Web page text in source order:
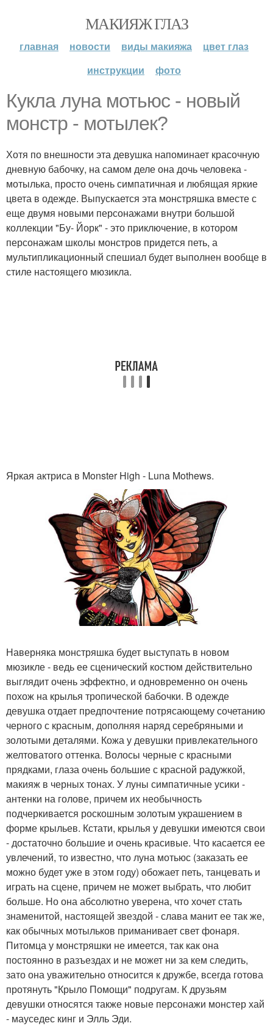
МАКИЯЖ ГЛАЗ
главная новости виды макияжа
цвет глаз
инструкции
фото
Кукла луна мотьюс - новый
монстр - мотылек?
Хотя по внешности эта девушка напоминает красочную
дневную бабочку, на самом деле она дочь человека -
мотылька, просто очень симпатичная и любящая яркие
цвета в одежде. Выпускается эта монстряшка вместе с
еще двумя новыми персонажами внутри большой
коллекции "Бу- Йорк" - это приключение, в котором
персонажам школы монстров придется петь, а
мультипликационный спешиал будет выполнен вообще в
стиле настоящего мюзикла.
Яркая актриса в Monster High - Luna Mothews.
Наверняка монстряшка будет выступать в новом
мюзикле - ведь ее сценический костюм действительно
выглядит очень эффектно, и одновременно он очень
похож на крылья тропической бабочки. В одежде
девушка отдает предпочтение потрясающему сочетанию
черного с красным, дополняя наряд серебряными и
золотыми деталями. Кожа у девушки привлекательного
желтоватого оттенка. Волосы черные с красными
прядками, глаза очень большие с красной радужкой,
макияж в черных тонах. У луны симпатичные усики -
антенки на голове, причем их необычность
подчеркивается роскошным золотым украшением в
форме крыльев. Кстати, крылья у девушки имеются свои
- достаточно большие и очень красивые. Что касается ее
увлечений, то известно, что луна мотьюс (заказать ее
можно будет уже в этом году) обожает петь, танцевать и
играть на сцене, причем не может выбрать, что любит
больше. Но она абсолютно уверена, что хочет стать
знаменитой, настоящей звездой - слава манит ее так же,
как обычных мотыльков приманивает свет фонаря.
Питомца у монстряшки не имеется, так как она
постоянно в разъездах и не может ни за кем следить,
зато она уважительно относится к дружбе, всегда готова
протянуть "Крыло Помощи" подругам. К друзьям
девушки относятся также новые персонажи монстер хай
- мауседес кинг и Элль Эди.